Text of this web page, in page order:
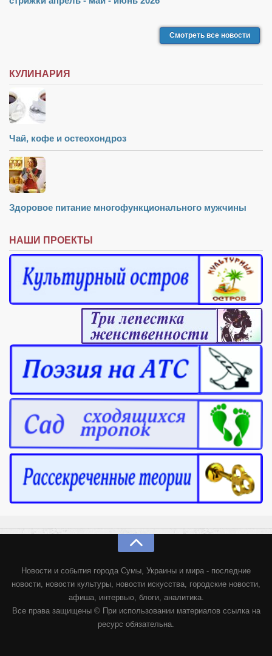
Смотреть все новости
КУЛИНАРИЯ
Чай, кофе и остеохондроз
Здоровое питание многофункционального мужчины
НАШИ ПРОЕКТЫ
Новости и события города Сумы, Украины и мира - последние
новости, новости культуры, новости искусства, городские новости,
афиша, интервью, блоги, аналитика.
Все права защищены © При использовании материалов ссылка на
ресурс обязательна.